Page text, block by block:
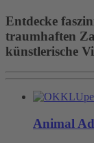
Entdecke
traumhaften
künstlerische
Animal